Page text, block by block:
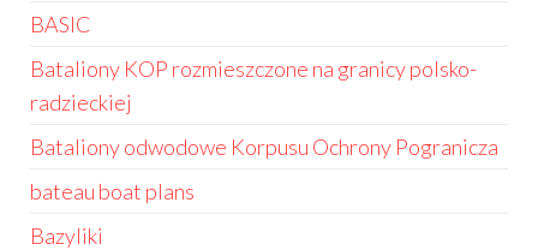
BASIC
Bataliony KOP rozmieszczone na granicy polsko-
radzieckiej
Bataliony odwodowe Korpusu Ochrony Pogranicza
bateau boat plans
Bazyliki